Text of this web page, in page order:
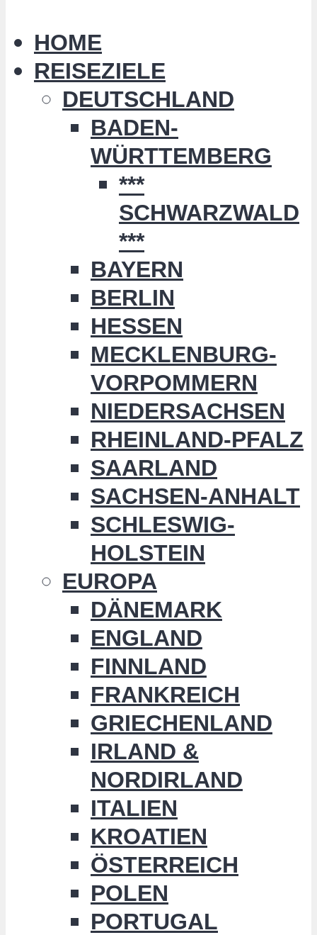
HOME
REISEZIELE
DEUTSCHLAND
BADEN-
WÜRTTEMBERG
***
SCHWARZWALD
***
BAYERN
BERLIN
HESSEN
MECKLENBURG-
VORPOMMERN
NIEDERSACHSEN
RHEINLAND-PFALZ
SAARLAND
SACHSEN-ANHALT
SCHLESWIG-
HOLSTEIN
EUROPA
DÄNEMARK
ENGLAND
FINNLAND
FRANKREICH
GRIECHENLAND
IRLAND &
NORDIRLAND
ITALIEN
KROATIEN
ÖSTERREICH
POLEN
PORTUGAL